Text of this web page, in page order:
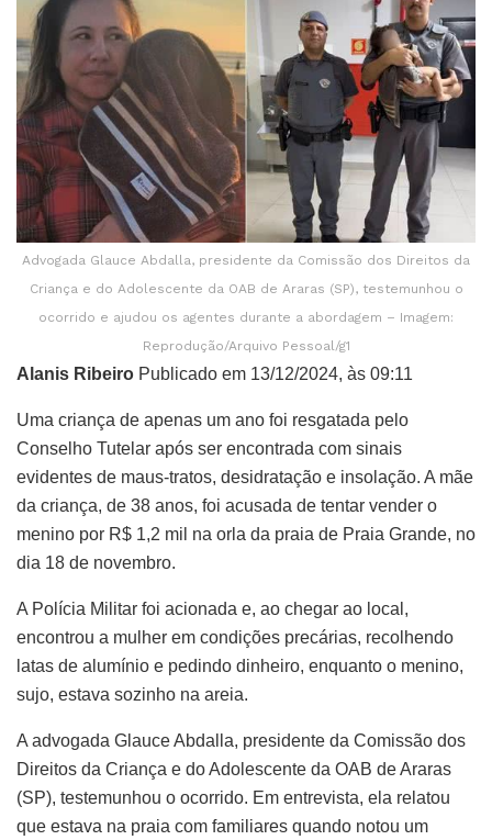
Advogada Glauce Abdalla, presidente da Comissão dos Direitos da
Criança e do Adolescente da OAB de Araras (SP), testemunhou o
ocorrido e ajudou os agentes durante a abordagem – Imagem:
Reprodução/Arquivo Pessoal/g1
Alanis Ribeiro Publicado em 13/12/2024, às 09:11
Uma criança de apenas um ano foi resgatada pelo
Conselho Tutelar após ser encontrada com sinais
evidentes de maus-tratos, desidratação e insolação. A mãe
da criança, de 38 anos, foi acusada de tentar vender o
menino por R$ 1,2 mil na orla da praia de Praia Grande, no
dia 18 de novembro.
A Polícia Militar foi acionada e, ao chegar ao local,
encontrou a mulher em condições precárias, recolhendo
latas de alumínio e pedindo dinheiro, enquanto o menino,
sujo, estava sozinho na areia.
A advogada Glauce Abdalla, presidente da Comissão dos
Direitos da Criança e do Adolescente da OAB de Araras
(SP), testemunhou o ocorrido. Em entrevista, ela relatou
que estava na praia com familiares quando notou um